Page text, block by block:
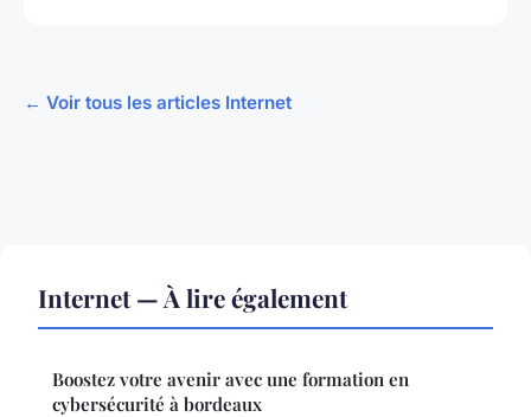
← Voir tous les articles Internet
Internet — À lire également
Boostez votre avenir avec une formation en
cybersécurité à bordeaux